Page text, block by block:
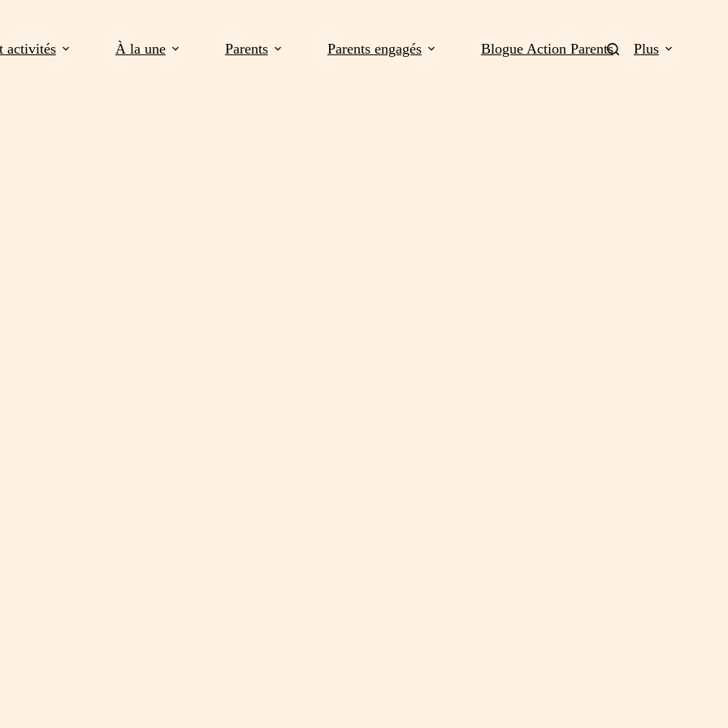
activités À la une Parents Parents engagés Blogue Action Parents Plus